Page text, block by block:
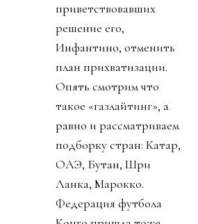
приветствовавших
решение его,
Инфантино, отменить
план прихватизации.
Опять смотрим что
такое «газлайтинг», а
равно и рассматриваем
подборку стран: Катар,
ОАЭ, Бутан, Шри
Ланка, Марокко.
Федерация футбола